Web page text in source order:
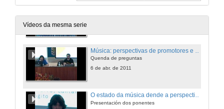
Vídeos da mesma serie
Música: perspectivas de promotores e produtores musicais
Quenda de preguntas
6 de abr. de 2011
O estado da música dende a perspectiva do artista
Presentación dos ponentes